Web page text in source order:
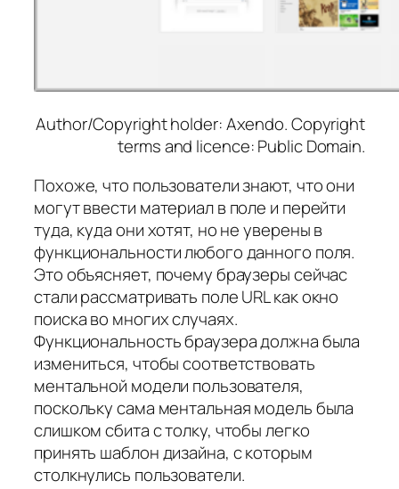
Author/Copyright holder: Axendo. Copyright
terms and licence: Public Domain.
Похоже, что пользователи знают, что они
могут ввести материал в поле и перейти
туда, куда они хотят, но не уверены в
функциональности любого данного поля.
Это объясняет, почему браузеры сейчас
стали рассматривать поле URL как окно
поиска во многих случаях.
Функциональность браузера должна была
измениться, чтобы соответствовать
ментальной модели пользователя,
поскольку сама ментальная модель была
слишком сбита с толку, чтобы легко
принять шаблон дизайна, с которым
столкнулись пользователи.